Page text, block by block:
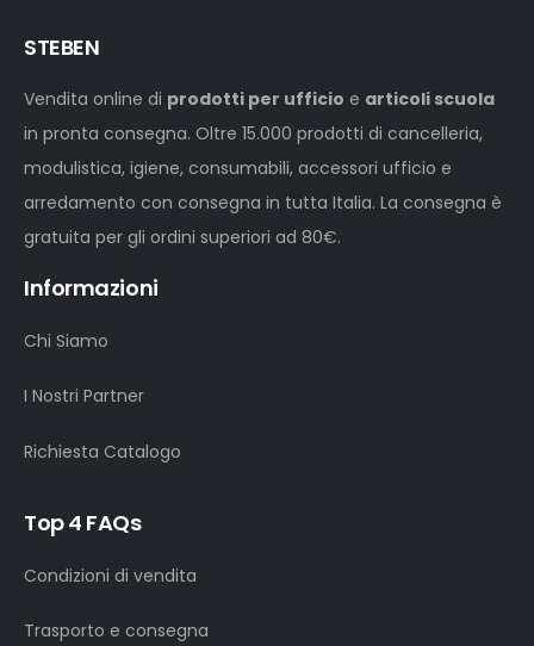
STEBEN
Vendita online di prodotti per ufficio e articoli scuola
in pronta consegna. Oltre 15.000 prodotti di cancelleria,
modulistica, igiene, consumabili, accessori ufficio e
arredamento con consegna in tutta Italia. La consegna è
gratuita per gli ordini superiori ad 80€.
Informazioni
Chi Siamo
I Nostri Partner
Richiesta Catalogo
Top 4 FAQs
Condizioni di vendita
Trasporto e consegna